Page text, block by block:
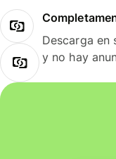
Descarga en
y no hay